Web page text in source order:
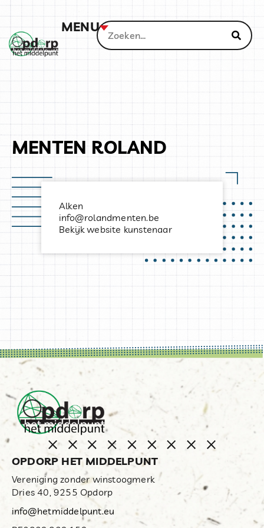
MENU
MENTEN ROLAND
Alken
info@rolandmenten.be
Bekijk website kunstenaar
OPDORP HET MIDDELPUNT
Vereniging zonder winstoogmerk
Dries 40, 9255 Opdorp
info@hetmiddelpunt.eu